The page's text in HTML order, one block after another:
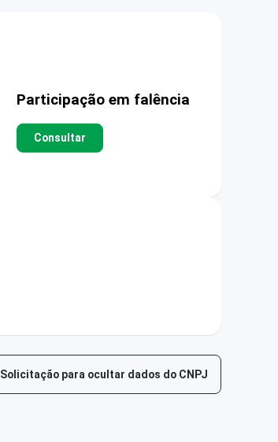
Participação em falência
Consultar
Solicitação para ocultar dados do CNPJ